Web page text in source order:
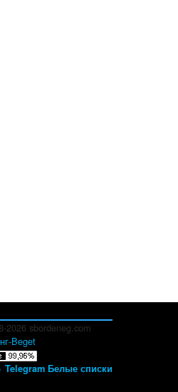
2026 sbordeneg.com
Beget
Telegram Белые списки